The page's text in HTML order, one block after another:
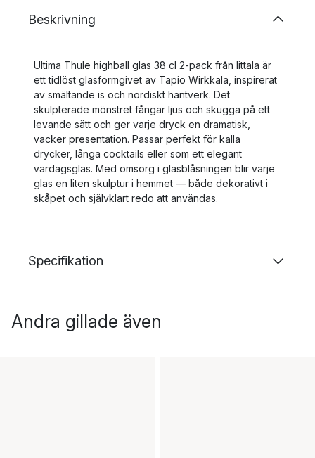
Beskrivning
Ultima Thule highball glas 38 cl 2-pack från Iittala är
ett tidlöst glasformgivet av Tapio Wirkkala, inspirerat
av smältande is och nordiskt hantverk. Det
skulpterade mönstret fångar ljus och skugga på ett
levande sätt och ger varje dryck en dramatisk,
vacker presentation. Passar perfekt för kalla
drycker, långa cocktails eller som ett elegant
vardagsglas. Med omsorg i glasblåsningen blir varje
glas en liten skulptur i hemmet — både dekorativt i
skåpet och självklart redo att användas.
Specifikation
Andra gillade även